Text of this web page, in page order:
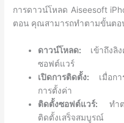
การดาวน์โหลด Aiseesoft
ตอน คุณสามารถทำตามขั้นตอ
ดาวน์โหลด: เข้าถึงลิง
ซอฟต์แวร์
เปิดการติดตั้ง: เมื่อกา
การตั้งค่า
ติดตั้งซอฟต์แวร์: ทำต
ติดตั้งเสร็จสมบูรณ์